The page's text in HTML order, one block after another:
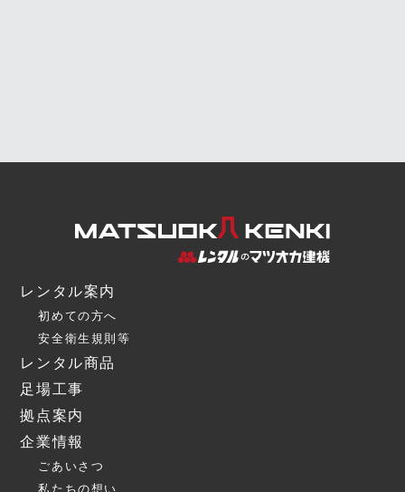
レンタル案内
初めての方へ
安全衛生規則等
レンタル商品
足場工事
拠点案内
企業情報
ごあいさつ
私たちの想い